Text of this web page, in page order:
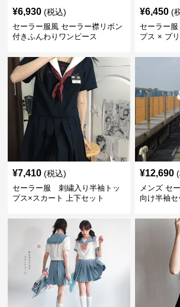
¥6,930 (税込)
セーラー服風 セーラー襟リボン
付きふんわりワンピース
¥6,450 (
セーラー
プス × プ
¥7,410 (税込)
セーラー服 刺繍入り半袖トッ
プス×スカート 上下セット
¥12,690
メンズ セ
向け半袖